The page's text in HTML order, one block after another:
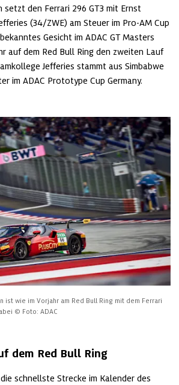
setzt den Ferrari 296 GT3 mit Ernst
(34/ZWE) am Steuer im Pro-AM Cup
Gesicht im ADAC GT Masters
auf dem Red Bull Ring den zweiten Lauf
Jefferies stammt aus Simbabwe
im ADAC Prototype Cup Germany.
ist wie im Vorjahr am Red Bull Ring mit dem Ferrari
© Foto: ADAC
dem Red Bull Ring
schnellste Strecke im Kalender des